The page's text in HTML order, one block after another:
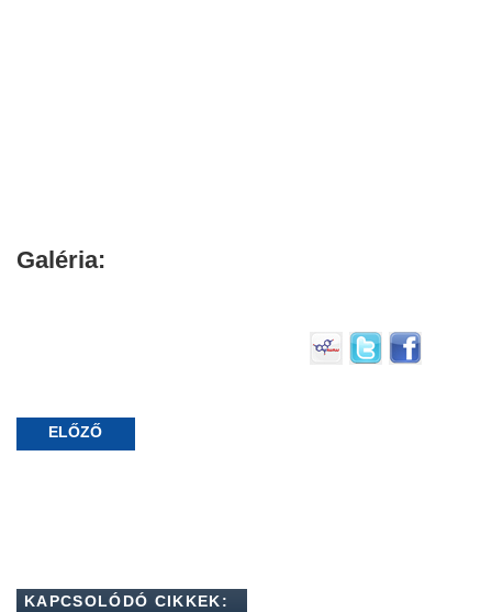
Galéria:
ELŐZŐ
KAPCSOLÓDÓ CIKKEK: